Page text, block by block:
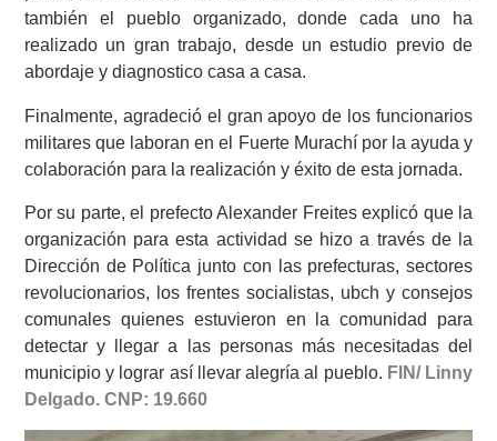
también el pueblo organizado, donde cada uno ha
realizado un gran trabajo, desde un estudio previo de
abordaje y diagnostico casa a casa.
Finalmente, agradeció el gran apoyo de los funcionarios
militares que laboran en el Fuerte Murachí por la ayuda y
colaboración para la realización y éxito de esta jornada.
Por su parte, el prefecto Alexander Freites explicó que la
organización para esta actividad se hizo a través de la
Dirección de Política junto con las prefecturas, sectores
revolucionarios, los frentes socialistas, ubch y consejos
comunales quienes estuvieron en la comunidad para
detectar y llegar a las personas más necesitadas del
municipio y lograr así llevar alegría al pueblo. FIN/ Linny
Delgado. CNP: 19.660